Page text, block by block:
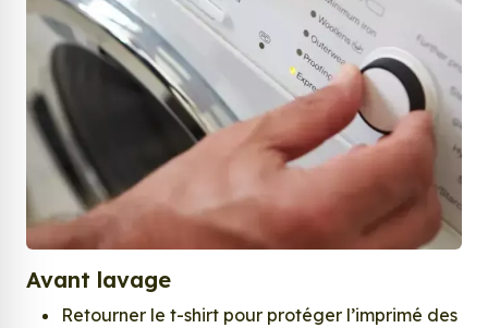
Avant lavage
Retourner le t-shirt pour protéger l’imprimé des